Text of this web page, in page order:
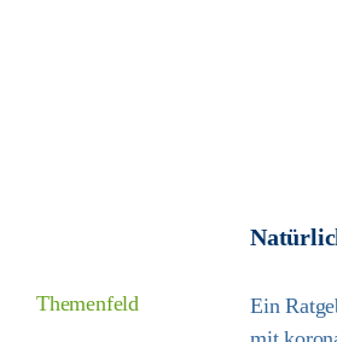
Ein
Themenfeld